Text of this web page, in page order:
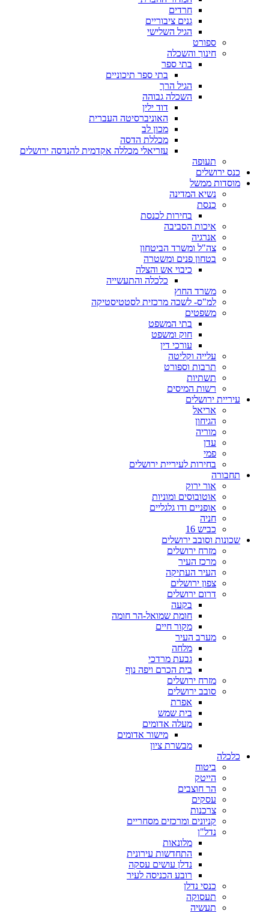
חרדים
גנים ציבוריים
הגיל השלישי
ספורט
חינוך והשכלה
בתי ספר
בתי ספר תיכוניים
הגיל הרך
השכלה גבוהה
דוד ילין
האוניברסיטה העברית
מכון לב
מכללת הדסה
עזריאלי מכללה אקדמית להנדסה ירושלים
תעופה
כנס ירושלים
מוסדות ממשל
נשיא המדינה
כנסת
בחירות לכנסת
איכות הסביבה
אנרגיה
צה"ל ומשרד הביטחון
בטחון פנים ומשטרה
כיבוי אש והצלה
כלכלה והתעשייה
משרד החוץ
למ"ס- לשכה מרכזית לסטטיסטיקה
משפטים
בתי המשפט
חוק ומשפט
עורכי דין
עלייה וקליטה
תרבות וספורט
תשתיות
רשות המיסים
עיריית ירושלים
אריאל
הגיחון
מוריה
עדן
פמי
בחירות לעיריית ירושלים
תחבורה
אור ירוק
אוטובוסים ומוניות
אופניים ודו גלגליים
חניה
כביש 16
שכונות וסובב ירושלים
מזרח ירושלים
מרכז העיר
העיר העתיקה
צפון ירושלים
דרום ירושלים
בקעה
חומת שמואל-הר חומה
מקור חיים
מערב העיר
מלחה
גבעת מרדכי
בית הכרם ויפה נוף
מזרח ירושלים
סובב ירושלים
אפרת
בית שמש
מעלה אדומים
מישור אדומים
מבשרת ציון
כלכלה
ביטוח
הייטק
הר חוצבים
עסקים
צרכנות
קניונים ומרכזים מסחריים
נדל"ן
מלונאות
התחדשות עירונית
נדלן עושים עסקה
רובע הכניסה לעיר
כנסי נדלן
תעסוקה
תעשיה